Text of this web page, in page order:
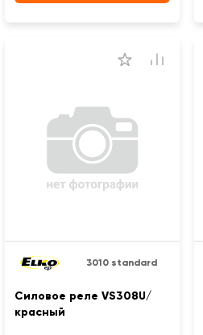
3010 standard
Силовое реле VS308U/
красный